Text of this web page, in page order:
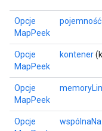
Opcje
MapPeek
pojemność
Opcje
MapPeek
kontener
Opcje
MapPeek
Opcje